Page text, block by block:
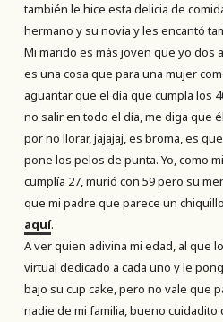
también le hice esta delicia de
hermano y su novia y les encantó
Mi marido es más joven que yo dos
es una cosa que para una mujer
aguantar que el día que cumpla los
no salir en todo el día, me diga que
por no llorar, jajajaj, es broma, es
pone los pelos de punta. Yo, como
cumplía 27, murió con 59 pero su
que mi padre que parece un
aquí.
A ver quien adivina mi edad, al que
virtual dedicado a cada uno y le
bajo su cup cake, pero no vale que
nadie de mi familia, bueno